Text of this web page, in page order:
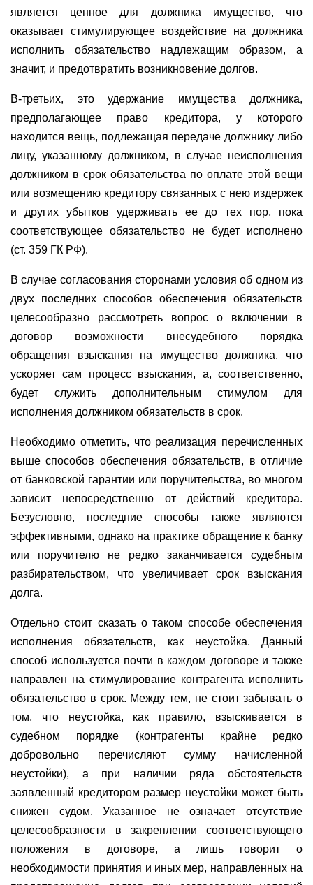
является ценное для должника имущество, что
оказывает стимулирующее воздействие на должника
исполнить обязательство надлежащим образом, а
значит, и предотвратить возникновение долгов.
В-третьих, это удержание имущества должника,
предполагающее право кредитора, у которого
находится вещь, подлежащая передаче должнику либо
лицу, указанному должником, в случае неисполнения
должником в срок обязательства по оплате этой вещи
или возмещению кредитору связанных с нею издержек
и других убытков удерживать ее до тех пор, пока
соответствующее обязательство не будет исполнено
(ст. 359 ГК РФ).
В случае согласования сторонами условия об одном из
двух последних способов обеспечения обязательств
целесообразно рассмотреть вопрос о включении в
договор возможности внесудебного порядка
обращения взыскания на имущество должника, что
ускоряет сам процесс взыскания, а, соответственно,
будет служить дополнительным стимулом для
исполнения должником обязательств в срок.
Необходимо отметить, что реализация перечисленных
выше способов обеспечения обязательств, в отличие
от банковской гарантии или поручительства, во многом
зависит непосредственно от действий кредитора.
Безусловно, последние способы также являются
эффективными, однако на практике обращение к банку
или поручителю не редко заканчивается судебным
разбирательством, что увеличивает срок взыскания
долга.
Отдельно стоит сказать о таком способе обеспечения
исполнения обязательств, как неустойка. Данный
способ используется почти в каждом договоре и также
направлен на стимулирование контрагента исполнить
обязательство в срок. Между тем, не стоит забывать о
том, что неустойка, как правило, взыскивается в
судебном порядке (контрагенты крайне редко
добровольно перечисляют сумму начисленной
неустойки), а при наличии ряда обстоятельств
заявленный кредитором размер неустойки может быть
снижен судом. Указанное не означает отсутствие
целесообразности в закреплении соответствующего
положения в договоре, а лишь говорит о
необходимости принятия и иных мер, направленных на